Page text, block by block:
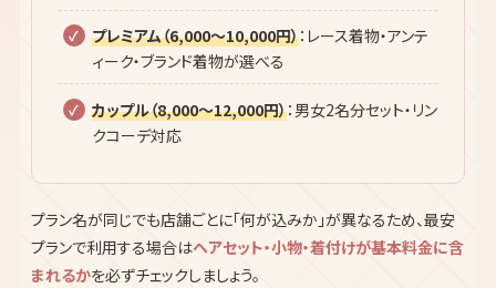
プレミアム（6,000〜10,000円）：レース着物・アンテ
ィーク・ブランド着物が選べる
カップル（8,000〜12,000円）：男女2名分セット・リン
クコーデ対応
プラン名が同じでも店舗ごとに「何が込みか」が異なるため、最安
プランで利用する場合はヘアセット・小物・着付けが基本料金に含
まれるかを必ずチェックしましょう。